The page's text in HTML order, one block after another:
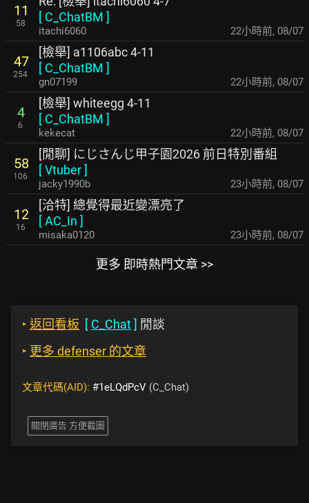
11
58
[ C_ChatBM ]
itachi6060 22小時前, 08/07
47
254
[檢舉] a1106abc 4-11
[ C_ChatBM ]
gn07199 22小時前, 08/07
4
6
[檢舉] whiteegg 4-11
[ C_ChatBM ]
kekecat 22小時前, 08/07
58
106
[閒聊] にじさんじ甲子園2026 前日特別番組
[Vtuber]
jacky1990b 23小時前, 08/07
12
16
[洽特] 總覺得最近變漂亮了
[AC_In ]
misaka0120 23小時前, 08/07
更多 即時熱門文章 >>
‣ 返回看板 [ C_Chat] 閒談
‣ 更多 defenser 的文章
文章代碼(AID): #1eLQdPcV (C_Chat)
關閉廣告 方便截圖